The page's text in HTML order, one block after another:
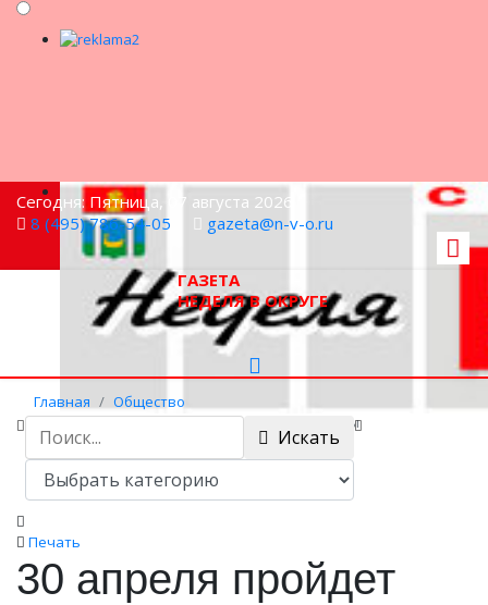
Сегодня: Пятница, 07 августа 2026
8 (495) 786-54-05
gazeta@n-v-o.ru
ГАЗЕТА
НЕДЕЛЯ В ОКРУГЕ
Главная
Общество
30 апреля пройдет заседание Мособлдумы
Искать
Печать
30 апреля пройдет